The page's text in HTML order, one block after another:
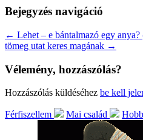
Bejegyzés navigáció
← Lehet – e bántalmazó egy
tömeg utat keres magának →
Vélemény, hozzászólás?
Hozzászólás küldéséhez be kell
Férfiszellem Mai család